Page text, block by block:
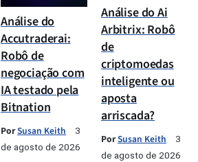
Análise do
Accutraderai:
Robô de
negociação com
IA testado pela
Bitnation
PorSusan Keith
3
de agosto de 2026
Análise do Ai
Arbitrix: Robô
de
criptomoedas
inteligente ou
aposta
arriscada?
PorSusan Keith
3
de agosto de 2026